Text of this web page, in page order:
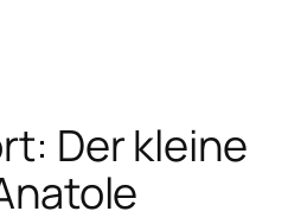
Der kleine